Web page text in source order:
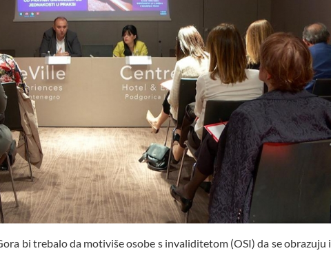
bi trebalo da motiviše osobe s invaliditetom (OSI) da se obrazuju i